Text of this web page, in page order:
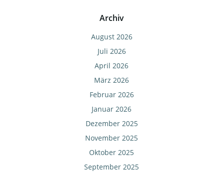
Archiv
August 2026
Juli 2026
April 2026
März 2026
Februar 2026
Januar 2026
Dezember 2025
November 2025
Oktober 2025
September 2025